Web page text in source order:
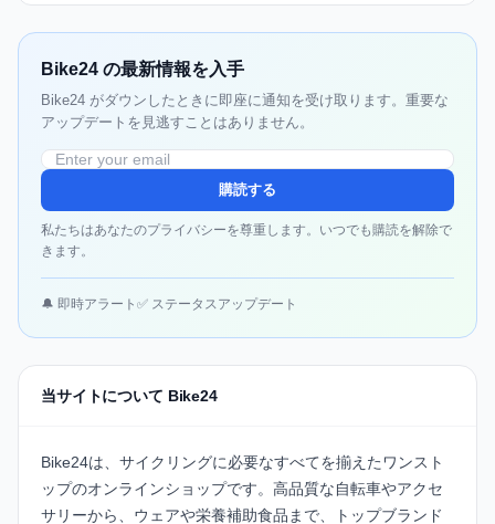
Bike24 の最新情報を入手
Bike24 がダウンしたときに即座に通知を受け取ります。重要な
アップデートを見逃すことはありません。
購読する
私たちはあなたのプライバシーを尊重します。いつでも購読を解除で
きます。
🔔 即時アラート ✅ ステータスアップデート
当サイトについて Bike24
Bike24は、サイクリングに必要なすべてを揃えたワンスト
ップのオンラインショップです。高品質な自転車やアクセ
サリーから、ウェアや栄養補助食品まで、トップブランド